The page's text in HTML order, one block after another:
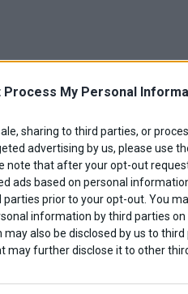
Process My Personal
sharing to third parties, or
advertising by us, please use
note that after your opt-out
ads based on personal
prior to your opt-out. You
information by third parties on
also be disclosed by us to third
may further disclose it to other